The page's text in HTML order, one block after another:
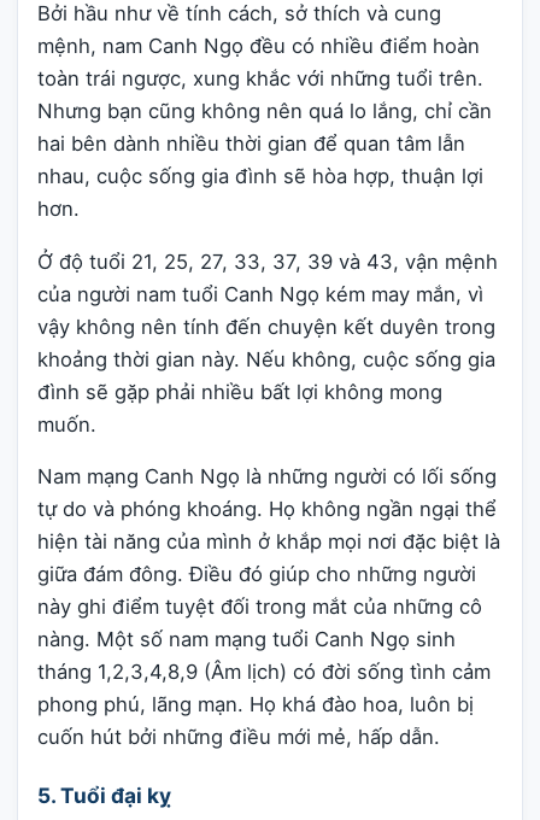
Bởi hầu như về tính cách, sở thích và cung
mệnh, nam Canh Ngọ đều có nhiều điểm hoàn
toàn trái ngược, xung khắc với những tuổi trên.
Nhưng bạn cũng không nên quá lo lắng, chỉ cần
hai bên dành nhiều thời gian để quan tâm lẫn
nhau, cuộc sống gia đình sẽ hòa hợp, thuận lợi
hơn.
Ở độ tuổi 21, 25, 27, 33, 37, 39 và 43, vận mệnh
của người nam tuổi Canh Ngọ kém may mắn, vì
vậy không nên tính đến chuyện kết duyên trong
khoảng thời gian này. Nếu không, cuộc sống gia
đình sẽ gặp phải nhiều bất lợi không mong
muốn.
Nam mạng Canh Ngọ là những người có lối sống
tự do và phóng khoáng. Họ không ngần ngại thể
hiện tài năng của mình ở khắp mọi nơi đặc biệt là
giữa đám đông. Điều đó giúp cho những người
này ghi điểm tuyệt đối trong mắt của những cô
nàng. Một số nam mạng tuổi Canh Ngọ sinh
tháng 1,2,3,4,8,9 (Âm lịch) có đời sống tình cảm
phong phú, lãng mạn. Họ khá đào hoa, luôn bị
cuốn hút bởi những điều mới mẻ, hấp dẫn.
5. Tuổi đại kỵ